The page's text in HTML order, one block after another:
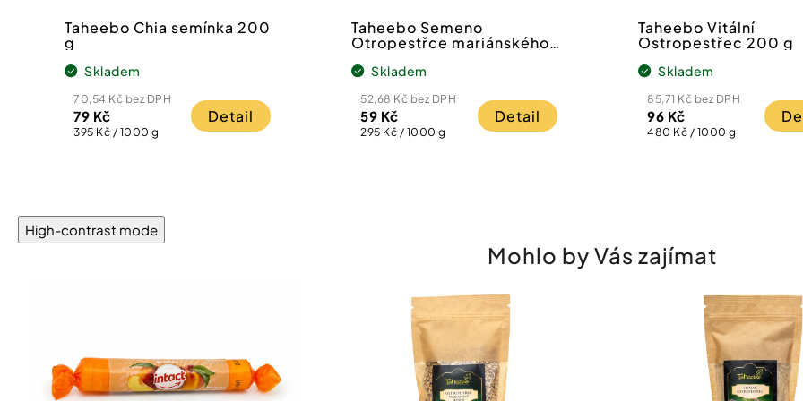
Taheebo Chia semínka 200
g
Skladem
70,54 Kč bez DPH
79 Kč
Měrná
395 Kč / 1000 g
Detail
Taheebo Semeno
Otropestřce mariánského
Skladem
52,68 Kč bez DPH
59 Kč
Měrná
295 Kč / 1000 g
Detail
Taheebo Vitální
Ostropestřec 200 g
Skladem
85,71 Kč bez DPH
96 Kč
Měrná
480 Kč / 1000 g
High-contrast mode
Mohlo by Vás zajímat